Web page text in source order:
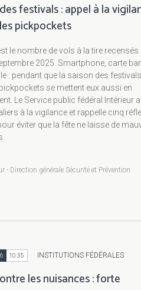
festivals : appel à la
pickpockets
le nombre de vols à la tire recensés
2025. Smartphone, carte
: pendant que la saison des
se mettent eux aussi en
Le Service public fédéral Intérieur
à la vigilance et rappelle cinq
éviter que la fête ne laisse de
- Direction générale Sécurité et Prévention
10:35 INSTITUTIONS FÉDÉRALES
les nuisances : forte